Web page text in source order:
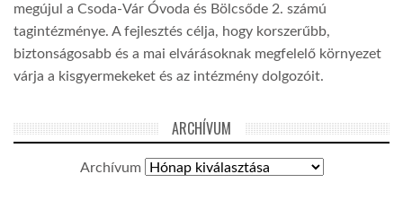
megújul a Csoda-Vár Óvoda és Bölcsőde 2. számú
tagintézménye. A fejlesztés célja, hogy korszerűbb,
biztonságosabb és a mai elvárásoknak megfelelő környezet
várja a kisgyermekeket és az intézmény dolgozóit.
ARCHÍVUM
Archívum